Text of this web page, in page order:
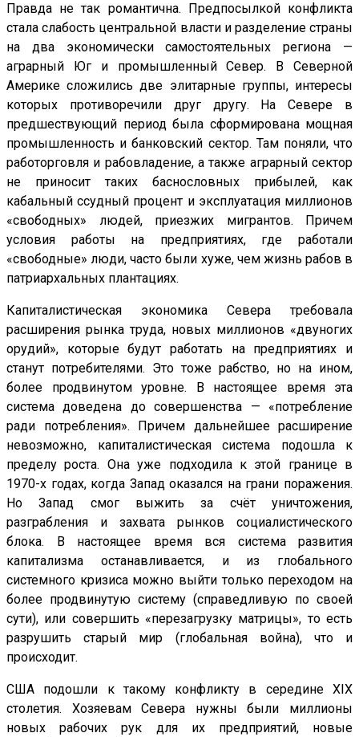
Правда не так романтична. Предпосылкой конфликта
стала слабость центральной власти и разделение страны
на два экономически самостоятельных региона —
аграрный Юг и промышленный Север. В Северной
Америке сложились две элитарные группы, интересы
которых противоречили друг другу. На Севере в
предшествующий период была сформирована мощная
промышленность и банковский сектор. Там поняли, что
работорговля и рабовладение, а также аграрный сектор
не приносит таких баснословных прибылей, как
кабальный ссудный процент и эксплуатация миллионов
«свободных» людей, приезжих мигрантов. Причем
условия работы на предприятиях, где работали
«свободные» люди, часто были хуже, чем жизнь рабов в
патриархальных плантациях.
Капиталистическая экономика Севера требовала
расширения рынка труда, новых миллионов «двуногих
орудий», которые будут работать на предприятиях и
станут потребителями. Это тоже рабство, но на ином,
более продвинутом уровне. В настоящее время эта
система доведена до совершенства — «потребление
ради потребления». Причем дальнейшее расширение
невозможно, капиталистическая система подошла к
пределу роста. Она уже подходила к этой границе в
1970-х годах, когда Запад оказался на грани поражения.
Но Запад смог выжить за счёт уничтожения,
разграбления и захвата рынков социалистического
блока. В настоящее время вся система развития
капитализма останавливается, и из глобального
системного кризиса можно выйти только переходом на
более продвинутую систему (справедливую по своей
сути), или совершить «перезагрузку матрицы», то есть
разрушить старый мир (глобальная война), что и
происходит.
США подошли к такому конфликту в середине XIX
столетия. Хозяевам Севера нужны были миллионы
новых рабочих рук для их предприятий, новые